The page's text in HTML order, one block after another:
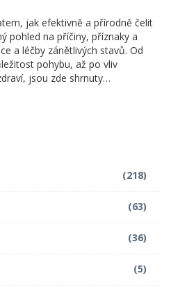
jak efektivně a přírodně čelit
pohled na příčiny, příznaky a
a léčby zánětlivých stavů. Od
pohybu, až po vliv
jsou zde shrnuty
tipy, které mohou pomoci v
(218)
(63)
(36)
(5)